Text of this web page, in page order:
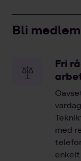
Bli
Fri
med